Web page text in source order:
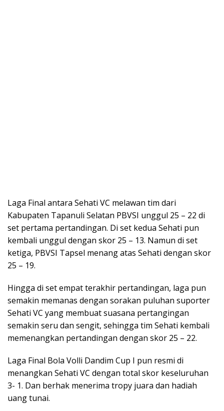
Laga Final antara Sehati VC melawan tim dari
Kabupaten Tapanuli Selatan PBVSI unggul 25 – 22 di
set pertama pertandingan. Di set kedua Sehati pun
kembali unggul dengan skor 25 – 13. Namun di set
ketiga, PBVSI Tapsel menang atas Sehati dengan skor
25 – 19.
Hingga di set empat terakhir pertandingan, laga pun
semakin memanas dengan sorakan puluhan suporter
Sehati VC yang membuat suasana pertangingan
semakin seru dan sengit, sehingga tim Sehati kembali
memenangkan pertandingan dengan skor 25 – 22.
Laga Final Bola Volli Dandim Cup I pun resmi di
menangkan Sehati VC dengan total skor keseluruhan
3- 1. Dan berhak menerima tropy juara dan hadiah
uang tunai.